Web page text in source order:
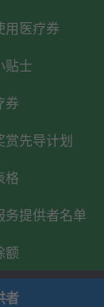
用医疗券
贴士
券
先导计划
格
务提供者名单
额
者